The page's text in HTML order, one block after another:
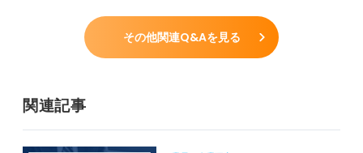
その他関連Q&Aを見る
関連記事